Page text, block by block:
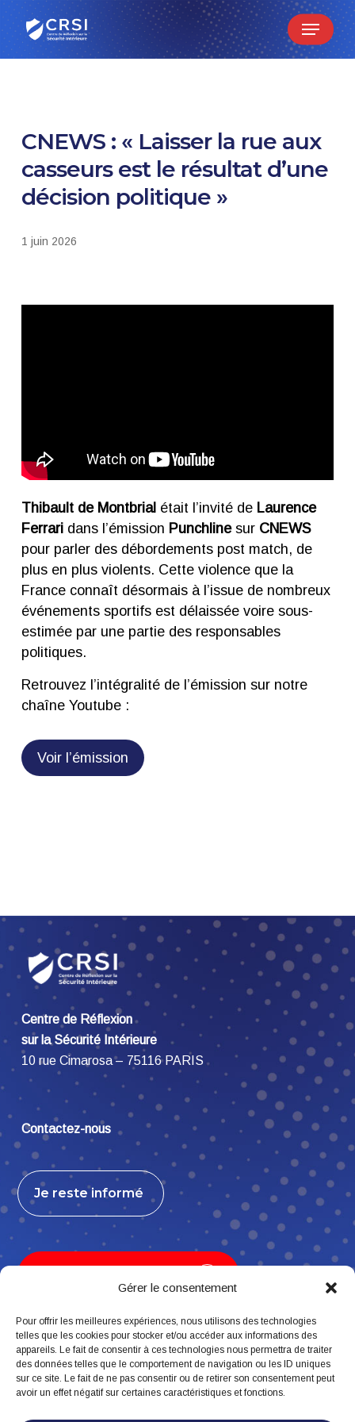
Gérer le consentement
Pour offrir les meilleures expériences, nous utilisons des technologies
telles que les cookies pour stocker et/ou accéder aux informations des
appareils. Le fait de consentir à ces technologies nous permettra de traiter
des données telles que le comportement de navigation ou les ID uniques
sur ce site. Le fait de ne pas consentir ou de retirer son consentement peut
avoir un effet négatif sur certaines caractéristiques et fonctions.
Skip
to
main
Menu
CNEWS : « Laisser la rue aux
casseurs est le résultat d’une
décision politique »
1 juin 2026
Thibault de Montbrialétait l’invité de Laurence
Ferraridans l’émission Punchlinesur CNEWS
pour parler des débordements post match, de
plus en plus violents. Cette violence que la
France connaît désormais à l’issue de nombreux
événements sportifs est délaissée voire sous-
estimée par une partie des responsables
politiques.
Retrouvez l’intégralité de l’émission sur notre
chaîne Youtube :
Voir l’émission
Centre de Réflexion
sur la Sécurité Intérieure
10 rue Cimarosa – 75116 PARIS
Contactez-nous
Je reste informé
Suivez-nous